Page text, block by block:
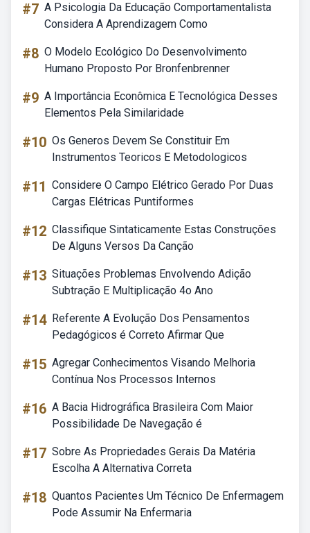
#7 A Psicologia Da Educação Comportamentalista
Considera A Aprendizagem Como
#8 O Modelo Ecológico Do Desenvolvimento
Humano Proposto Por Bronfenbrenner
#9 A Importância Econômica E Tecnológica Desses
Elementos Pela Similaridade
#10 Os Generos Devem Se Constituir Em
Instrumentos Teoricos E Metodologicos
#11 Considere O Campo Elétrico Gerado Por Duas
Cargas Elétricas Puntiformes
#12 Classifique Sintaticamente Estas Construções
De Alguns Versos Da Canção
#13 Situações Problemas Envolvendo Adição
Subtração E Multiplicação 4o Ano
#14 Referente A Evolução Dos Pensamentos
Pedagógicos é Correto Afirmar Que
#15 Agregar Conhecimentos Visando Melhoria
Contínua Nos Processos Internos
#16 A Bacia Hidrográfica Brasileira Com Maior
Possibilidade De Navegação é
#17 Sobre As Propriedades Gerais Da Matéria
Escolha A Alternativa Correta
#18 Quantos Pacientes Um Técnico De Enfermagem
Pode Assumir Na Enfermaria